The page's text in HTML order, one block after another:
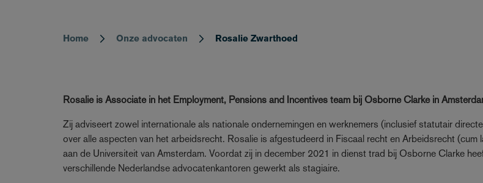
Breadcrumb
Home Onze advocaten Rosalie Zwarthoed
Rosalie is Associate in het Employment, Pensions and Incentives team bij Osborne Clarke in
Zij adviseert zowel internationale als nationale ondernemingen en werknemers (inclusief statutair
over alle aspecten van het arbeidsrecht. Rosalie is afgestudeerd in Fiscaal recht en Arbeidsrecht (cum
aan de Universiteit van Amsterdam. Voordat zij in december 2021 in dienst trad bij Osborne Clarke
verschillende Nederlandse advocatenkantoren gewerkt als stagiaire.